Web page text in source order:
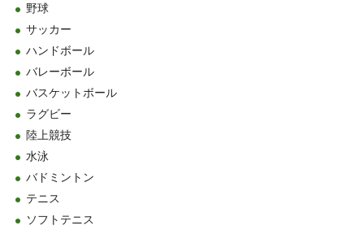
野球
サッカー
ハンドボール
バレーボール
バスケットボール
ラグビー
陸上競技
水泳
バドミントン
テニス
ソフトテニス